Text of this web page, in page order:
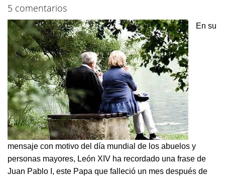
5 comentarios
En su
mensaje con motivo del día mundial de los abuelos y
personas mayores, León XIV ha recordado una frase de
Juan Pablo I, este Papa que falleció un mes después de